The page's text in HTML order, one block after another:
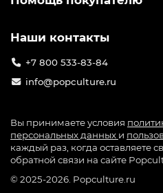
Наши контакты
+7 800 533-83-84
info@popculture.ru
Вы принимаете условия
персональных данных и
каждый раз, когда оставляете
обратной связи на сайте
© 2025-2026. Popculture.ru